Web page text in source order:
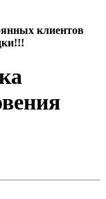
клиентов